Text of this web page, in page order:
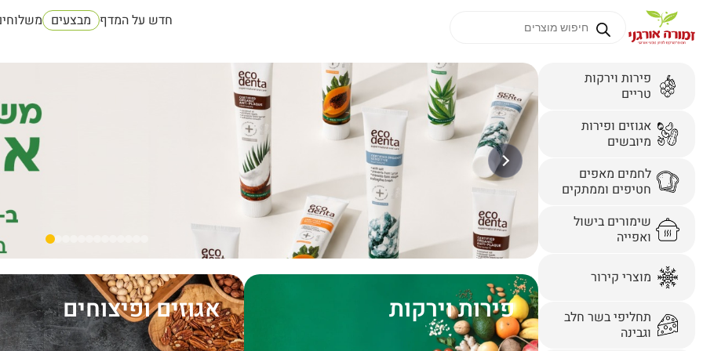
חדש על המדף מבצעים
פירות וירקות
טריים
אגוזים ופירות
מיובשים
לחמים מאפים
חטיפים וממתקים
שימורים בישול
ואפייה
מוצרי קירור
תחליפי בשר חלב
וגבינה
פירות וירקות אגוזים ופיצוחים